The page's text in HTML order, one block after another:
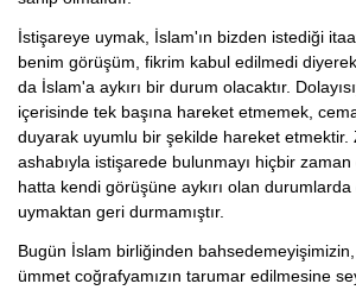
İstişareye uymak, İslam'ın bizden istediği
benim görüşüm, fikrim kabul edilmedi
da İslam'a aykırı bir durum olacaktır.
içerisinde tek başına hareket etmemek,
duyarak uyumlu bir şekilde hareket etmektir.
ashabıyla istişarede bulunmayı hiçbir zaman
hatta kendi görüşüne aykırı olan
uymaktan geri durmamıştır.
Bugün İslam birliğinden bahsedemeyişimizin,
ümmet coğrafyamızın tarumar edilmesine